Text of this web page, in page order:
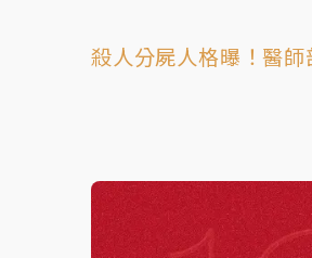
殺人分屍人格曝！醫